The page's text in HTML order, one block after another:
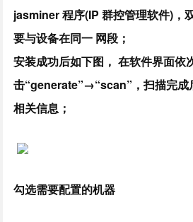
jasminer 程序(IP 群控管理软件)，
要与设备在同一 网段；
安装成功后如下图， 在软件界面依
击“generate”→“scan”，扫描完成
相关信息；
勾选需要配置的机器